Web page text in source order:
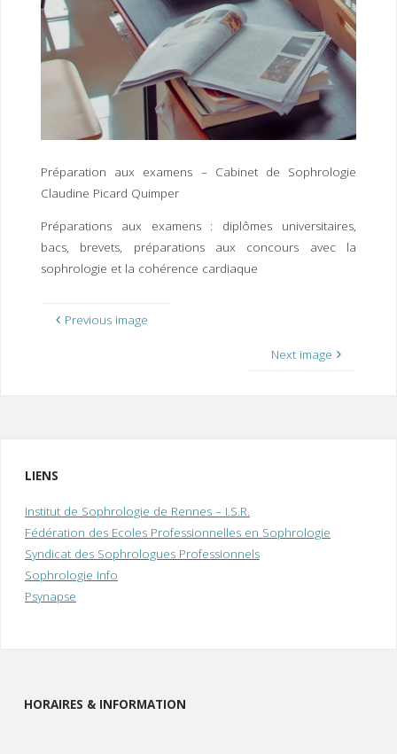
IMP
ER
Préparation aux examens – Cabinet de Sophrologie
Claudine Picard Quimper
Préparations aux examens : diplômes universitaires,
bacs, brevets, préparations aux concours avec la
sophrologie et la cohérence cardiaque
Previous image
Next image
LIENS
Institut de Sophrologie de Rennes – I.S.R.
Fédération des Ecoles Professionnelles en Sophrologie
Syndicat des Sophrologues Professionnels
Sophrologie Info
Psynapse
HORAIRES & INFORMATION